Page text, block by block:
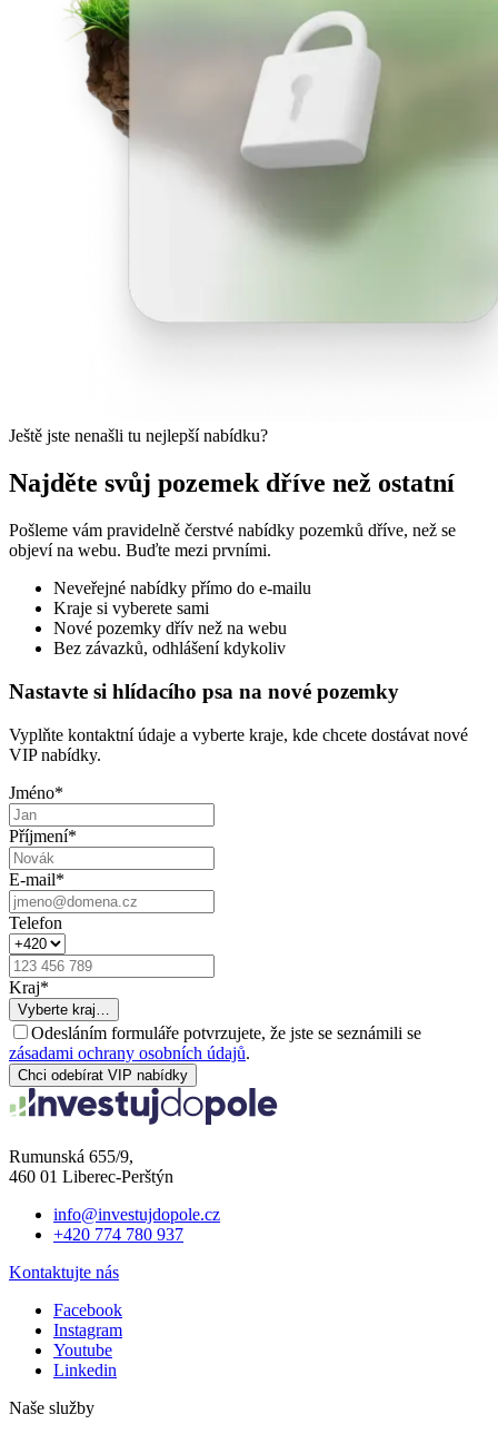
Ještě jste nenašli tu nejlepší nabídku?
Najděte svůj pozemek dříve než ostatní
Pošleme vám pravidelně čerstvé nabídky pozemků dříve, než se
objeví na webu. Buďte mezi prvními.
Neveřejné nabídky přímo do e-mailu
Kraje si vyberete sami
Nové pozemky dřív než na webu
Bez závazků, odhlášení kdykoliv
Nastavte si hlídacího psa na nové pozemky
Vyplňte kontaktní údaje a vyberte kraje, kde chcete dostávat nové
VIP nabídky.
Jméno*
Příjmení*
E-mail*
Telefon
Kraj*
Vyberte kraj…
Odesláním formuláře potvrzujete, že jste se seznámili se
zásadami ochrany osobních údajů.
Chci odebírat VIP nabídky
Rumunská 655/9,
460 01 Liberec-Perštýn
info@investujdopole.cz
+420 774 780 937
Kontaktujte nás
Facebook
Instagram
Youtube
Linkedin
Naše služby